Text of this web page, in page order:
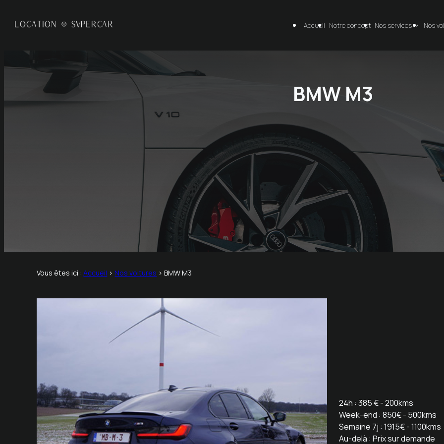
Accueil Notre concept Nos services Nos
BMW M3
Vous êtes ici :Accueil >Nos voitures >BMW M3
24h : 385 € - 200kms
Week-end : 850€ - 500kms
Semaine 7j : 1915€ - 1100kms
Au-delà : Prix sur demande